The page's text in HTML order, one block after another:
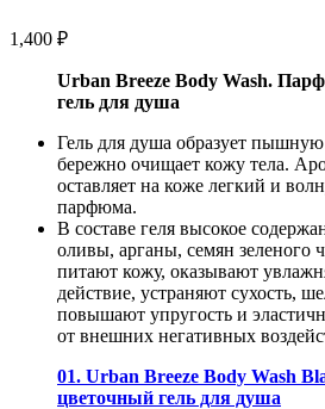
1,400 ₽
Urban Breeze Body Wash.
гель для душа
Гель для душа образует пышную
бережно очищает кожу тела.
оставляет на коже легкий и
парфюма.
В составе геля высокое
оливы, арганы, семян зеленого
питают кожу, оказывают
действие, устраняют сухость,
повышают упругость и
от внешних негативных
01. Urban Breeze Body Wash
цветочный гель для душа